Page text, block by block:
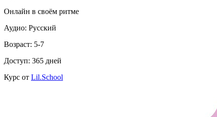
Онлайн в своём ритме
Аудио: Русский
Возраст: 5-7
Доступ: 365 дней
Курс от Lil.School